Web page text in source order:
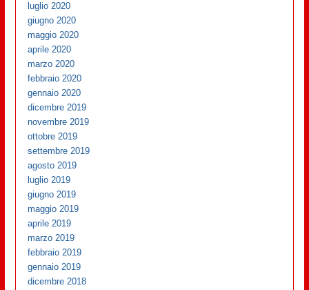
luglio 2020
giugno 2020
maggio 2020
aprile 2020
marzo 2020
febbraio 2020
gennaio 2020
dicembre 2019
novembre 2019
ottobre 2019
settembre 2019
agosto 2019
luglio 2019
giugno 2019
maggio 2019
aprile 2019
marzo 2019
febbraio 2019
gennaio 2019
dicembre 2018